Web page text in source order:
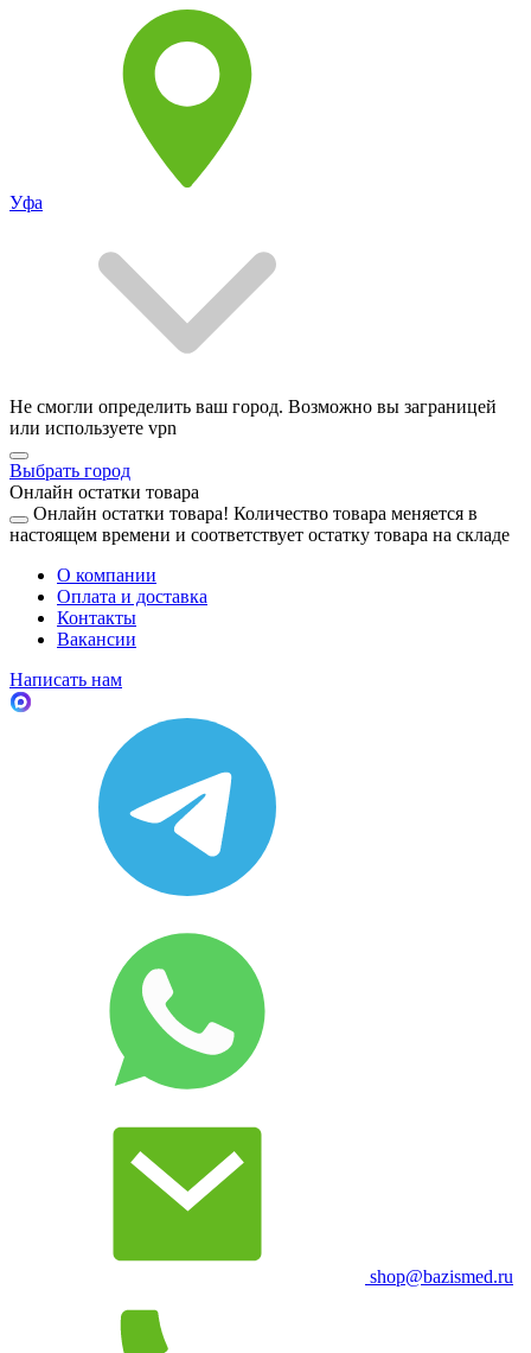
Уфа
Не смогли определить ваш город. Возможно вы заграницей
или используете vpn
Выбрать город
Онлайн остатки товара
Онлайн остатки товара! Количество товара меняется в
настоящем времени и соответствует остатку товара на складе
О компании
Оплата и доставка
Контакты
Вакансии
Написать нам
shop@bazismed.ru